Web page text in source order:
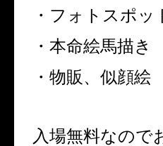
・フォトスポッ
・本命絵馬描き
・物販、似顔絵
入場無料なので